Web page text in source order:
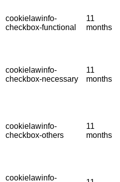
cookielawinfo-
checkbox-functional
11
months
cookielawinfo-
checkbox-necessary
11
months
cookielawinfo-
checkbox-others
11
months
cookielawinfo-